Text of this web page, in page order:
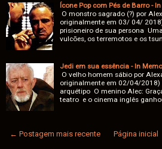
Ícone Pop com Pés de Barro -
O monstro sagrado (?) por
originalmente em 03/ 04/
prisioneiro de sua persona
vulcões, os terremotos e os
Jedi em sua essência - In
O velho homem sábio por
originalmente em 02/04/2018)
arquétipo O menino Alec:
teatro e o cinema inglês
← Postagem mais recente Página inicial